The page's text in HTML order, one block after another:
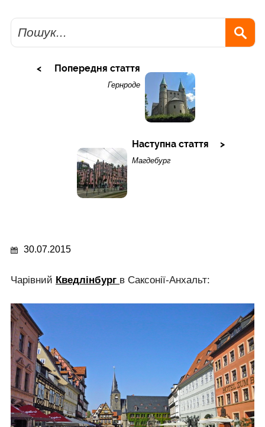
Пошук
Попередня стаття
Гернроде
Наступна стаття
Магдебург
30.07.2015
Чарівний Кведлінбург в Саксонії-Анхальт: